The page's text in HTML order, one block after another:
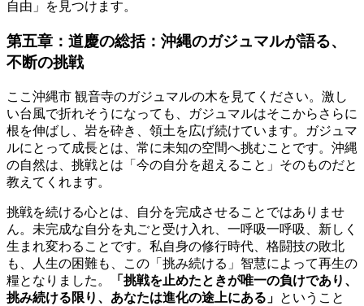
自由」を見つけます。
第五章：道慶の総括：沖縄のガジュマルが語る、
不断の挑戦
ここ沖縄市 観音寺のガジュマルの木を見てください。激し
い台風で折れそうになっても、ガジュマルはそこからさらに
根を伸ばし、岩を砕き、領土を広げ続けています。ガジュマ
ルにとって成長とは、常に未知の空間へ挑むことです。沖縄
の自然は、挑戦とは「今の自分を超えること」そのものだと
教えてくれます。
挑戦を続ける心とは、自分を完成させることではありませ
ん。未完成な自分を丸ごと受け入れ、一呼吸一呼吸、新しく
生まれ変わることです。私自身の修行時代、格闘技の敗北
も、人生の困難も、この「挑み続ける」智慧によって再生の
糧となりました。
「挑戦を止めたときが唯一の負けであり、
挑み続ける限り、あなたは進化の途上にある」 ということ